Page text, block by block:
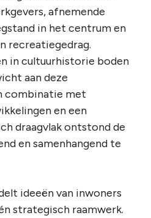
afnemende
in het centrum en
recreatiegedrag.
in cultuurhistorie boden
aan deze
combinatie met
en een
draagvlak ontstond de
en samenhangend te
ideeën van inwoners
strategisch raamwerk.